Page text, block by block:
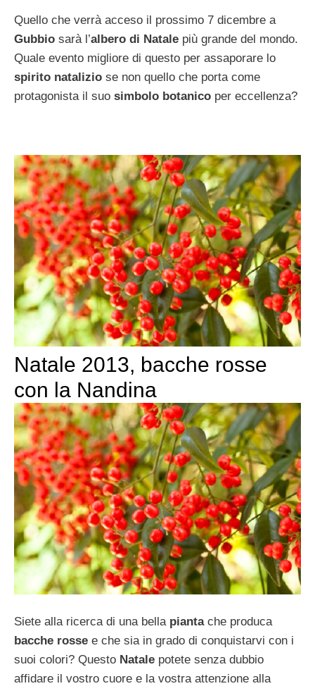
Quello che verrà acceso il prossimo 7 dicembre a
Gubbio sarà l’albero di Natale più grande del mondo.
Quale evento migliore di questo per assaporare lo
spirito natalizio se non quello che porta come
protagonista il suo simbolo botanico per eccellenza?
Natale 2013, bacche rosse
con la Nandina
Siete alla ricerca di una bellapiantache produca
bacche rosse e che sia in grado di conquistarvi con i
suoi colori? Questo Natale potete senza dubbio
affidare il vostro cuore e la vostra attenzione alla